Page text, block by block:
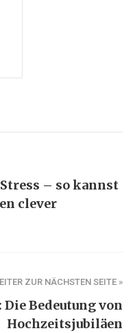
– so kannst
clever
ZUR NÄCHSTEN SEITE »
Bedeutung von
Hochzeitsjubiläen